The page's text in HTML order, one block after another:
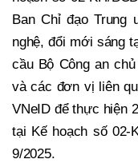
Ban Chỉ đạo Trung
nghệ, đổi mới sáng
cầu Bộ Công an
và các đơn vị liên
VNeID để thực hiện
tại Kế hoạch số 02-
9/2025.